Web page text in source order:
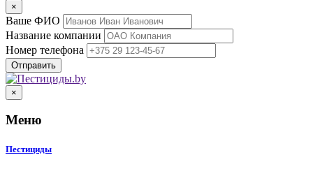
×
Ваше ФИО
Название компании
Номер телефона
×
Меню
Пестициды